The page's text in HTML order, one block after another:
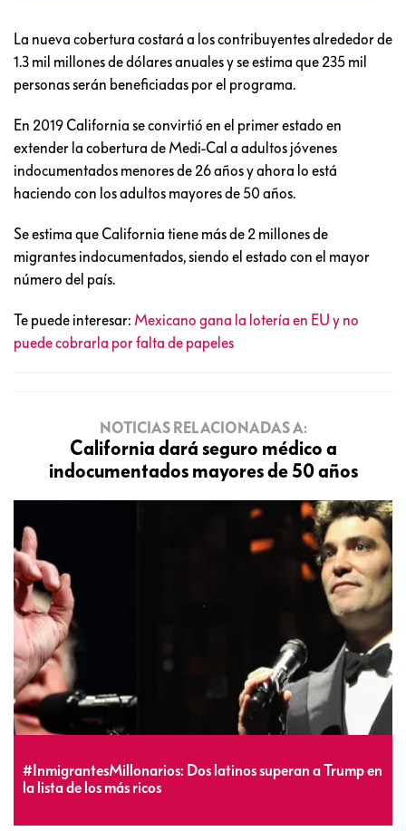
La nueva cobertura costará a los contribuyentes alrededor de
1.3 mil millones de dólares anuales y se estima que 235 mil
personas serán beneficiadas por el programa.
En 2019 California se convirtió en el primer estado en
extender la cobertura de Medi-Cal a adultos jóvenes
indocumentados menores de 26 años y ahora lo está
haciendo con los adultos mayores de 50 años.
Se estima que California tiene más de 2 millones de
migrantes indocumentados, siendo el estado con el mayor
número del país.
Te puede interesar: Mexicano gana la lotería en EU y no
puede cobrarla por falta de papeles
NOTICIAS RELACIONADAS A:
California dará seguro médico a
indocumentados mayores de 50 años
#InmigrantesMillonarios: Dos latinos superan a Trump en
la lista de los más ricos